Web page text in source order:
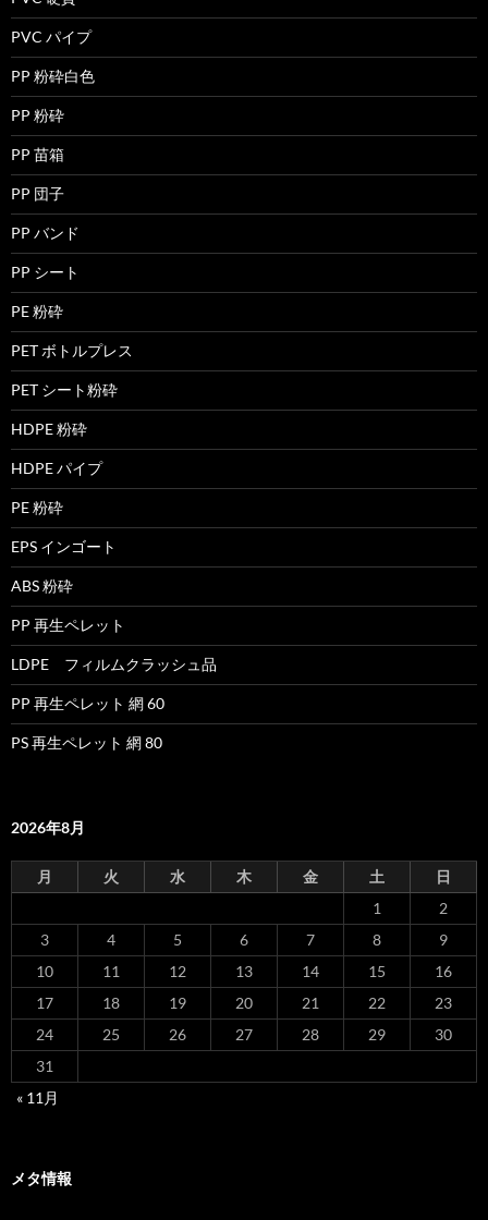
PVC パイプ
PP 粉砕白色
PP 粉砕
PP 苗箱
PP 団子
PP バンド
PP シート
PE 粉砕
PET ボトルプレス
PET シート粉砕
HDPE 粉砕
HDPE パイプ
PE 粉砕
EPS インゴート
ABS 粉砕
PP 再生ペレット
LDPE フィルムクラッシュ品
PP 再生ペレット 網 60
PS 再生ペレット 網 80
2026年8月
月 火 水 木 金 土
日
1
2
3
4 5 6 7 8
9
10
11 12 13 14 15
16
17
18 19 20 21 22
23
24
25 26 27 28 29
30
31
« 11月
メタ情報